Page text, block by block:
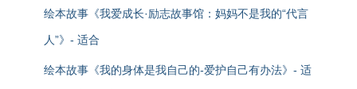
绘本故事《我爱成长·励志故事馆：妈妈不是我的“代言
人”》- 适合
绘本故事《我的身体是我自己的-爱护自己有办法》- 适